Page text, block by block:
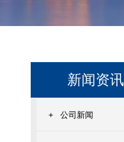
新闻资讯
+ 公司新闻